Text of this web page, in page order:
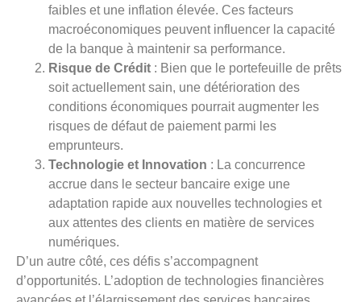
faibles et une inflation élevée. Ces facteurs
macroéconomiques peuvent influencer la capacité
de la banque à maintenir sa performance.
Risque de Crédit : Bien que le portefeuille de prêts
soit actuellement sain, une détérioration des
conditions économiques pourrait augmenter les
risques de défaut de paiement parmi les
emprunteurs.
Technologie et Innovation : La concurrence
accrue dans le secteur bancaire exige une
adaptation rapide aux nouvelles technologies et
aux attentes des clients en matière de services
numériques.
D’un autre côté, ces défis s’accompagnent
d’opportunités. L’adoption de technologies financières